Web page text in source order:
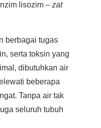
lisozim – zat
berbagai tugas
serta toksin yang
dibutuhkan air
beberapa
Tanpa air tak
seluruh tubuh